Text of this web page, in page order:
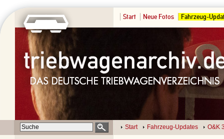
Start Neue Fotos Fahrzeug-
Start Fahrzeug-Updates O&K